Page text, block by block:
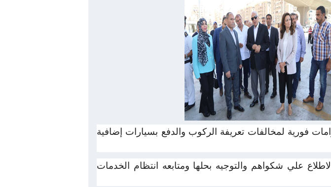
فورية لمخالفات تعريفة الركوب والدفع بسيارات إضافية
علي شكواهم والتوجيه بحلها ومتابعه انتظام الخدمات